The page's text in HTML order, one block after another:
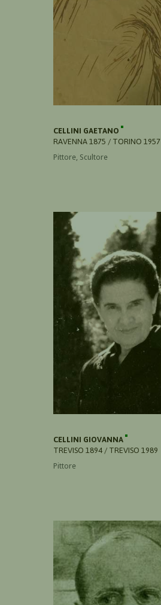
CELLINI GAETANO
RAVENNA 1875 / TORINO 1957
Pittore, Scultore
CELLINI GIOVANNA
TREVISO 1894 / TREVISO 1989
Pittore